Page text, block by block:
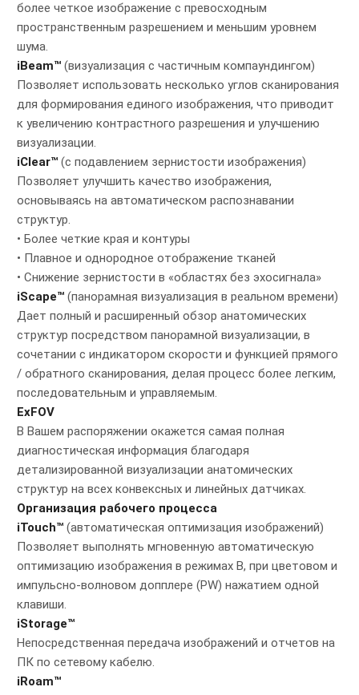
более четкое изображение с превосходным
пространственным разрешением и меньшим уровнем
шума.
iBeam™ (визуализация с частичным компаундингом)
Позволяет использовать несколько углов сканирования
для формирования единого изображения, что приводит
к увеличению контрастного разрешения и улучшению
визуализации.
iClear™ (с подавлением зернистости изображения)
Позволяет улучшить качество изображения,
основываясь на автоматическом распознавании
структур.
• Более четкие края и контуры
• Плавное и однородное отображение тканей
• Снижение зернистости в «областях без эхосигнала»
iScape™ (панорамная визуализация в реальном времени)
Дает полный и расширенный обзор анатомических
структур посредством панорамной визуализации, в
сочетании с индикатором скорости и функцией прямого
/ обратного сканирования, делая процесс более легким,
последовательным и управляемым.
ExFOV
В Вашем распоряжении окажется самая полная
диагностическая информация благодаря
детализированной визуализации анатомических
структур на всех конвексных и линейных датчиках.
Организация рабочего процесса
iTouch™ (автоматическая оптимизация изображений)
Позволяет выполнять мгновенную автоматическую
оптимизацию изображения в режимах В, при цветовом и
импульсно-волновом допплере (PW) нажатием одной
клавиши.
iStorage™
Непосредственная передача изображений и отчетов на
ПК по сетевому кабелю.
iRoam™